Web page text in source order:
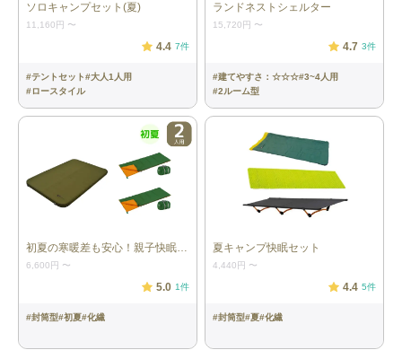
テーブル：1脚
［ウッド調アルミロールテーブル／
WAKU FIMAC］ 本体サイズ：
W120xD70xH65cm (収納時：
質：アルミニウム
寝袋：3個
［パフォーマーⅢ/Ｃ１５／コールマ
ン］ サイズ：約80×190cm（収納時：
約直径14×28cm） 重量：約595g（1つ
あたり） 快適温度：15℃以上 適応身
長：183cmまで
寝袋(インナー)：3枚
［ライナー SZ スーパーライト／イス
あたり）
［フォームパッド180／モンベル］ 本
重量：約383g（1つあたり）
ソロキャンプセット(夏)
11,160円 〜
4.4 7件
#テントセット#大人1人用
#ロースタイル
ランドネストシェルター
15,720円 〜
4.7 3件
#建てやすさ：☆☆☆#3~4人用
#2ルーム型
初夏の寒暖差も安心！親子快眠セット
6,600円 〜
5.0 1件
#封筒型#初夏#化繊
夏キャンプ快眠セット
4,440円 〜
4.4 5件
#封筒型#夏#化繊